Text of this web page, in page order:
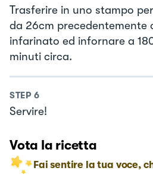
Trasferire in uno stampo
da 26cm precedentemente
infarinato ed infornare a
minuti circa.
STEP 6
Servire!
Vota la ricetta
Fai sentire la tua voce,